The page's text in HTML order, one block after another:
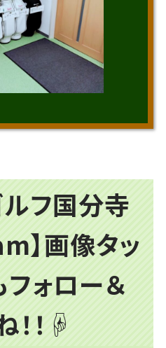
ルフ国分寺
】画像タッ
フォロー＆
！！☟